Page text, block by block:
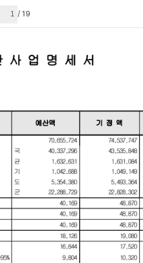
현재 페이지
19